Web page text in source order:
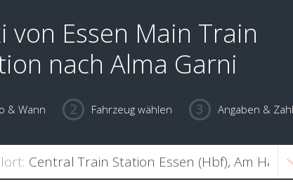
von Essen Main Train
nach Alma Garni
& Wann Fahrzeug wählen Angaben &